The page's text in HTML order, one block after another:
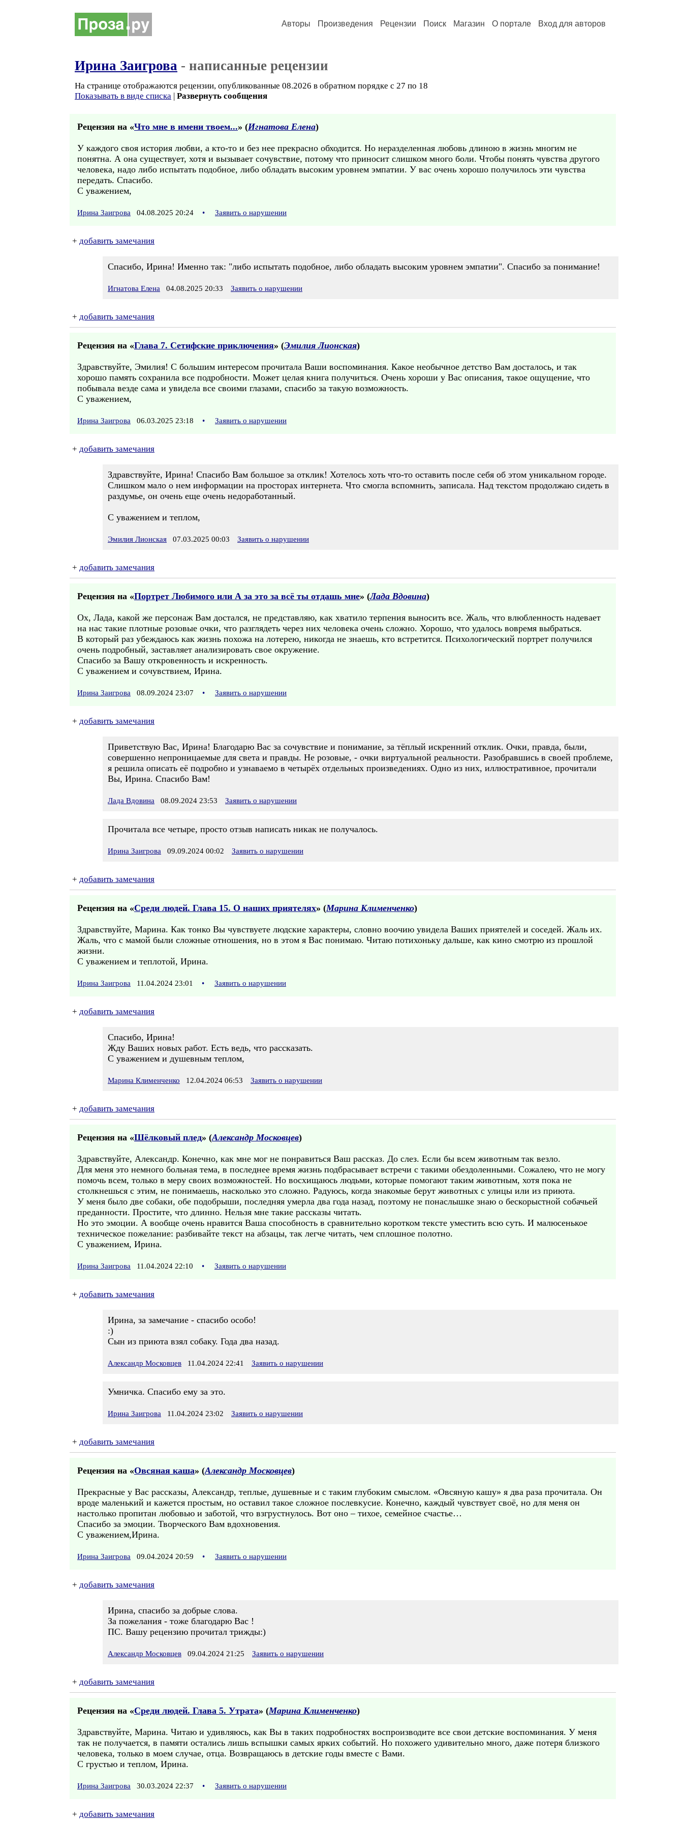
Авторы Произведения Рецензии Поиск Магазин О портале Вход для авторов
Ирина Заигрова - написанные рецензии
На странице отображаются рецензии, опубликованные 08.2026 в обратном порядке с 27 по 18
Показывать в виде списка | Развернуть сообщения
Рецензия на «Что мне в имени твоем...» (Игнатова Елена)
У каждого своя история любви, а кто-то и без нее прекрасно обходится. Но неразделенная любовь длиною в жизнь многим не
понятна. А она существует, хотя и вызывает сочувствие, потому что приносит слишком много боли. Чтобы понять чувства другого
человека, надо либо испытать подобное, либо обладать высоким уровнем эмпатии. У вас очень хорошо получилось эти чувства
передать. Спасибо.
С уважением,
Ирина Заигрова 04.08.2025 20:24 • Заявить о нарушении
+ добавить замечания
Спасибо, Ирина! Именно так: "либо испытать подобное, либо обладать высоким уровнем эмпатии". Спасибо за понимание!
Игнатова Елена 04.08.2025 20:33 Заявить о нарушении
+ добавить замечания
Рецензия на «Глава 7. Сетифские приключения» (Эмилия Лионская)
Здравствуйте, Эмилия! С большим интересом прочитала Ваши воспоминания. Какое необычное детство Вам досталось, и так
хорошо память сохранила все подробности. Может целая книга получиться. Очень хороши у Вас описания, такое ощущение, что
побывала везде сама и увидела все своими глазами, спасибо за такую возможность.
С уважением,
Ирина Заигрова 06.03.2025 23:18 • Заявить о нарушении
+ добавить замечания
Здравствуйте, Ирина! Спасибо Вам большое за отклик! Хотелось хоть что-то оставить после себя об этом уникальном городе.
Слишком мало о нем информации на просторах интернета. Что смогла вспомнить, записала. Над текстом продолжаю сидеть в
раздумье, он очень еще очень недоработанный.
С уважением и теплом,
Эмилия Лионская 07.03.2025 00:03 Заявить о нарушении
+ добавить замечания
Рецензия на «Портрет Любимого или А за это за всё ты отдашь мне» (Лада Вдовина)
Ох, Лада, какой же персонаж Вам достался, не представляю, как хватило терпения выносить все. Жаль, что влюбленность надевает
на нас такие плотные розовые очки, что разглядеть через них человека очень сложно. Хорошо, что удалось вовремя выбраться.
В который раз убеждаюсь как жизнь похожа на лотерею, никогда не знаешь, кто встретится. Психологический портрет получился
очень подробный, заставляет анализировать свое окружение.
Спасибо за Вашу откровенность и искренность.
С уважением и сочувствием, Ирина.
Ирина Заигрова 08.09.2024 23:07 • Заявить о нарушении
+ добавить замечания
Приветствую Вас, Ирина! Благодарю Вас за сочувствие и понимание, за тёплый искренний отклик. Очки, правда, были,
совершенно непроницаемые для света и правды. Не розовые, - очки виртуальной реальности. Разобравшись в своей проблеме,
я решила описать её подробно и узнаваемо в четырёх отдельных произведениях. Одно из них, иллюстративное, прочитали
Вы, Ирина. Спасибо Вам!
Лада Вдовина 08.09.2024 23:53 Заявить о нарушении
Прочитала все четыре, просто отзыв написать никак не получалось.
Ирина Заигрова 09.09.2024 00:02 Заявить о нарушении
+ добавить замечания
Рецензия на «Среди людей. Глава 15. О наших приятелях» (Марина Клименченко)
Здравствуйте, Марина. Как тонко Вы чувствуете людские характеры, словно воочию увидела Ваших приятелей и соседей. Жаль их.
Жаль, что с мамой были сложные отношения, но в этом я Вас понимаю. Читаю потихоньку дальше, как кино смотрю из прошлой
жизни.
С уважением и теплотой, Ирина.
Ирина Заигрова 11.04.2024 23:01 • Заявить о нарушении
+ добавить замечания
Спасибо, Ирина!
Жду Ваших новых работ. Есть ведь, что рассказать.
С уважением и душевным теплом,
Марина Клименченко 12.04.2024 06:53 Заявить о нарушении
+ добавить замечания
Рецензия на «Шёлковый плед» (Александр Московцев)
Здравствуйте, Александр. Конечно, как мне мог не понравиться Ваш рассказ. До слез. Если бы всем животным так везло.
Для меня это немного больная тема, в последнее время жизнь подбрасывает встречи с такими обездоленными. Сожалею, что не могу
помочь всем, только в меру своих возможностей. Но восхищаюсь людьми, которые помогают таким животным, хотя пока не
столкнешься с этим, не понимаешь, насколько это сложно. Радуюсь, когда знакомые берут животных с улицы или из приюта.
У меня было две собаки, обе подобрыши, последняя умерла два года назад, поэтому не понаслышке знаю о бескорыстной собачьей
преданности. Простите, что длинно. Нельзя мне такие рассказы читать.
Но это эмоции. А вообще очень нравится Ваша способность в сравнительно коротком тексте уместить всю суть. И малюсенькое
техническое пожелание: разбивайте текст на абзацы, так легче читать, чем сплошное полотно.
С уважением, Ирина.
Ирина Заигрова 11.04.2024 22:10 • Заявить о нарушении
+ добавить замечания
Ирина, за замечание - спасибо особо!
:)
Сын из приюта взял собаку. Года два назад.
Александр Московцев 11.04.2024 22:41 Заявить о нарушении
Умничка. Спасибо ему за это.
Ирина Заигрова 11.04.2024 23:02 Заявить о нарушении
+ добавить замечания
Рецензия на «Овсяная каша» (Александр Московцев)
Прекрасные у Вас рассказы, Александр, теплые, душевные и с таким глубоким смыслом. «Овсяную кашу» я два раза прочитала. Он
вроде маленький и кажется простым, но оставил такое сложное послевкусие. Конечно, каждый чувствует своё, но для меня он
настолько пропитан любовью и заботой, что взгрустнулось. Вот оно – тихое, семейное счастье…
Спасибо за эмоции. Творческого Вам вдохновения.
С уважением,Ирина.
Ирина Заигрова 09.04.2024 20:59 • Заявить о нарушении
+ добавить замечания
Ирина, спасибо за добрые слова.
За пожелания - тоже благодарю Вас !
ПС. Вашу рецензию прочитал трижды:)
Александр Московцев 09.04.2024 21:25 Заявить о нарушении
+ добавить замечания
Рецензия на «Среди людей. Глава 5. Утрата» (Марина Клименченко)
Здравствуйте, Марина. Читаю и удивляюсь, как Вы в таких подробностях воспроизводите все свои детские воспоминания. У меня
так не получается, в памяти остались лишь вспышки самых ярких событий. Но похожего удивительно много, даже потеря близкого
человека, только в моем случае, отца. Возвращаюсь в детские годы вместе с Вами.
С грустью и теплом, Ирина.
Ирина Заигрова 30.03.2024 22:37 • Заявить о нарушении
+ добавить замечания